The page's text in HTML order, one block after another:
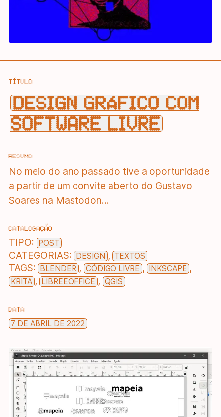
TÍTULO
DESIGN GRÁFICO COM
SOFTWARE LIVRE
RESUMO
No meio do ano passado tive a oportunidade
a partir de um convite aberto do Gustavo
Soares na Mastodon...
CATALOGAÇÃO
TIPO: POST
CATEGORIAS: DESIGN , TEXTOS
TAGS: BLENDER , CÓDIGO LIVRE , INKSCAPE ,
KRITA , LIBREEOFFICE , QGIS
DATA
7 DE ABRIL DE 2022